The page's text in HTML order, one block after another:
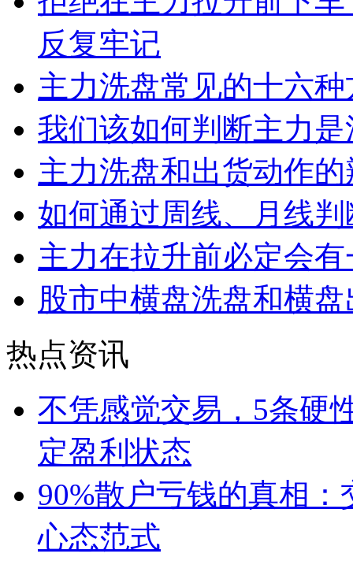
反复牢记
主力洗盘常见的十六
我们该如何判断主力
主力洗盘和出货动作
如何通过周线、月线
主力在拉升前必定会
股市中横盘洗盘和横
热点资讯
不凭感觉交易，5条硬
定盈利状态
90%散户亏钱的真相
心态范式